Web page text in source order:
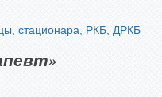
стационара, РКБ, ДРКБ